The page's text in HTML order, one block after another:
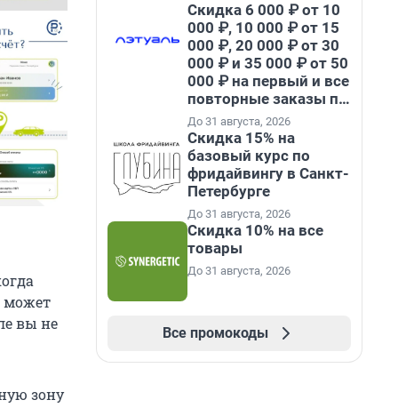
может
вы не
зону
Скидка 6 000 ₽ от 10
000 ₽, 10 000 ₽ от 15
000 ₽, 20 000 ₽ от 30
000 ₽ и 35 000 ₽ от 50
000 ₽ на первый и все
повторные заказы по
промокоду НАБЕРИ
До 31 августа, 2026
Скидка 15% на
базовый курс по
фридайвингу в Санкт-
Петербурге
До 31 августа, 2026
Скидка 10% на все
товары
До 31 августа, 2026
Все промокоды